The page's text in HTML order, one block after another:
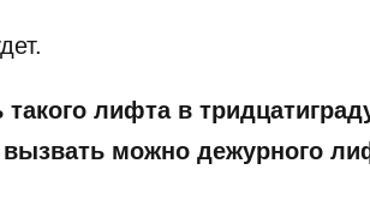
лифта в
можно дежурного